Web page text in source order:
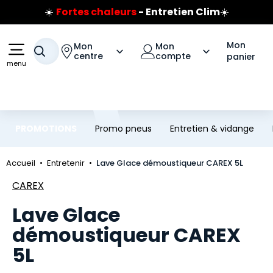
Aller au contenu principal
Aller à la navigation
☀️ Fortes chaleurs- Entretien Clim☀️
Prix coûtant pneus Bridgestone
🔥
Jusqu'à 120€ remboursés
sur les pneus Bridgestone
menu
Votre recherche
Mon
centre
Mon
compte
Mon
panier
Promo pneus Entretien & vidange
Accueil Entretenir Lave Glace démoustiqueur CAREX 5L
Marque
CAREX
Lave Glace
démoustiqueur CAREX
5L